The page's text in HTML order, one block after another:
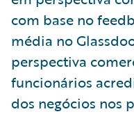
com base no
média no
perspectiva
funcionários
dos negócios nos